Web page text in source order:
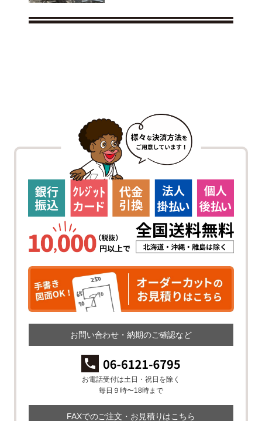
お問い合わせ・納期のご確認など
お電話受付は土日・祝日を除く
毎日９時〜18時まで
FAXでのご注文・お見積りはこちら